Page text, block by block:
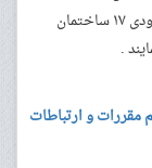
آدرس خیابان شریعتی – نرسیده به پل سید خندان ورودی ۱۷ ساختمان
.
و ارتباطات